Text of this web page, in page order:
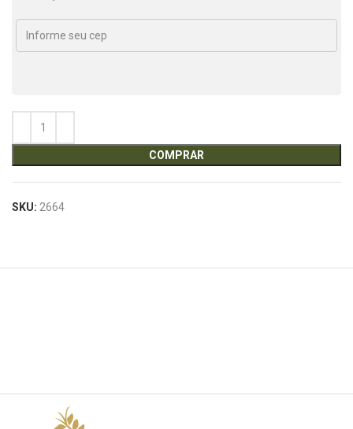
COMPRAR
SKU: 2664